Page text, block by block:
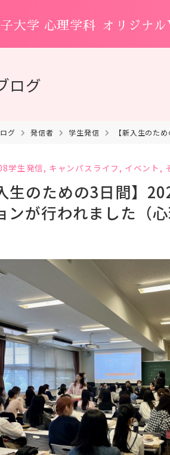
子大学 心理学科 オリジナ
ログ
グ 発信者 学生発信 【新入生のた
学生発信, キャンパスライフ , イベント ,
生のための3日間】
ンが行われました（